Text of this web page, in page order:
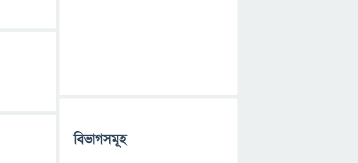
বিভাগসমূহ